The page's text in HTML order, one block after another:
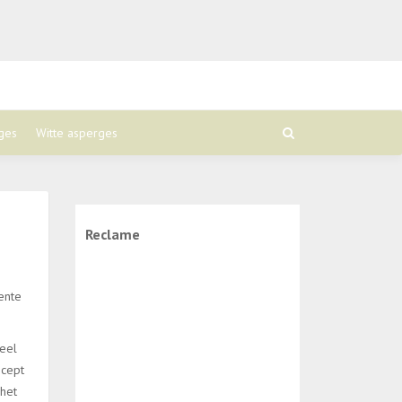
Witte asperges
Reclame